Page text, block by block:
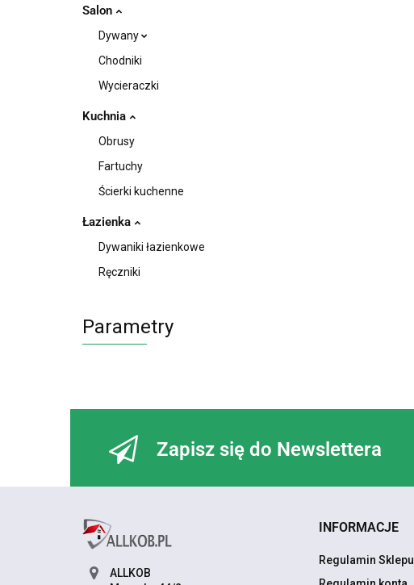
Salon
Dywany
Chodniki
Wycieraczki
Kuchnia
Obrusy
Fartuchy
Ścierki kuchenne
Łazienka
Dywaniki łazienkowe
Ręczniki
Parametry
Zapisz się do Newslettera
ALLKOB
INFORMACJE
Regulamin Sklepu